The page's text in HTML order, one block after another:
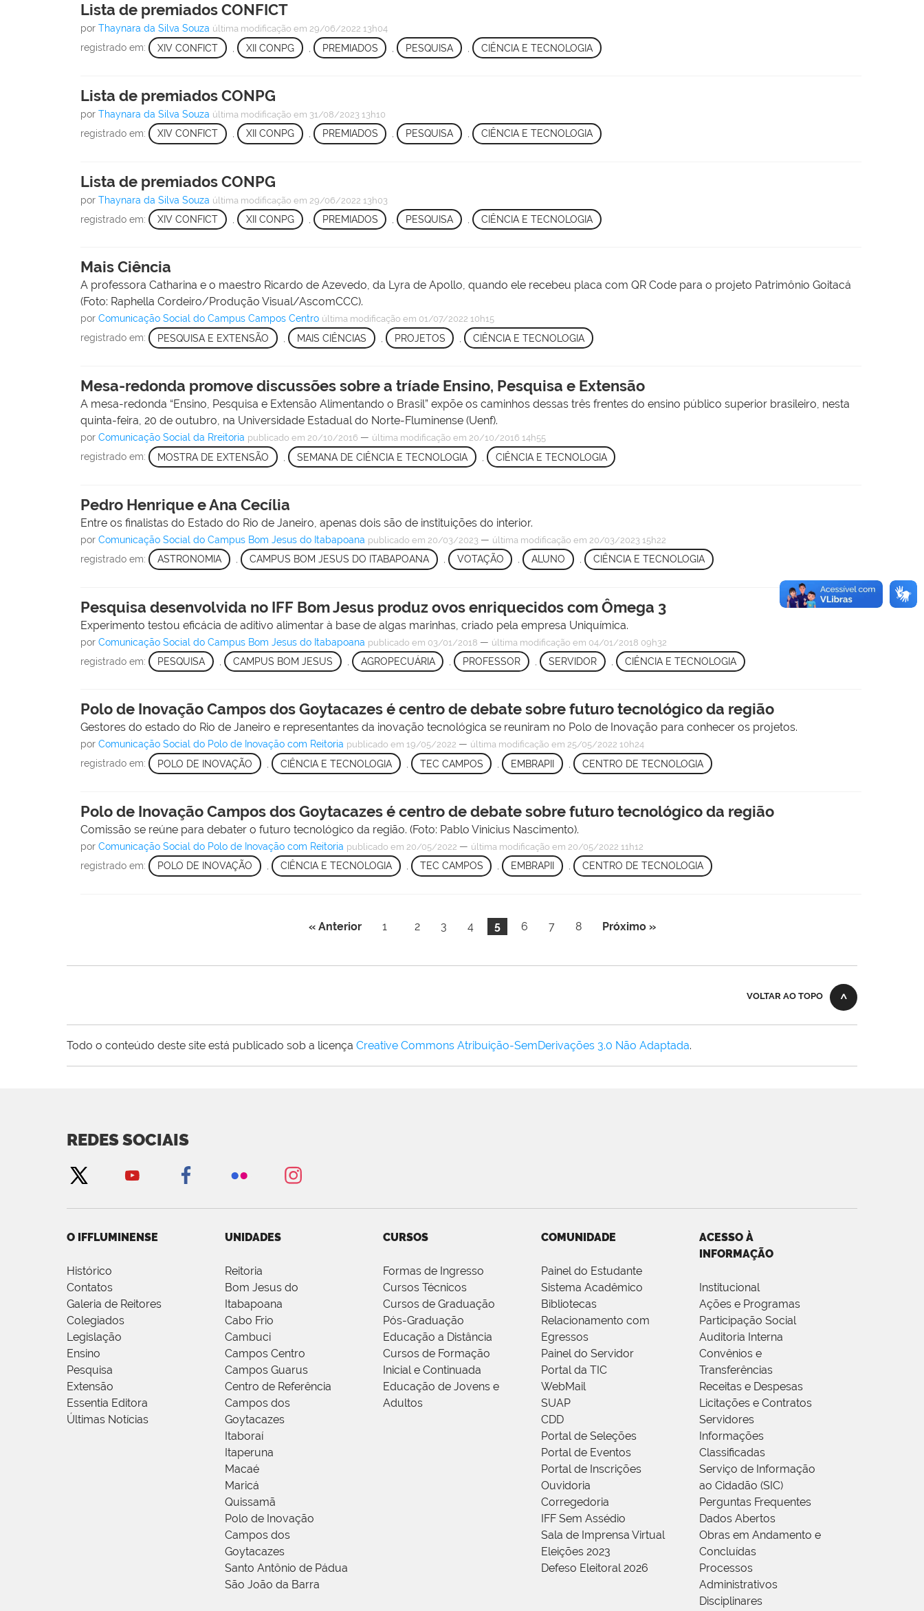
Lista de premiados CONFICT
porThaynara da Silva Souza última modificação em 29/06/2022 13h04
registrado em: XIV CONFICT XII CONPG PREMIADOS , PESQUISA , CIÊNCIA E TECNOLOGIA
Lista de premiados CONPG
porThaynara da Silva Souza última modificação em 31/08/2023 13h10
registrado em: XIV CONFICT , XII CONPG , PREMIADOS , PESQUISA , CIÊNCIA E TECNOLOGIA
Lista de premiados CONPG
porThaynara da Silva Souza última modificação em 29/06/2022 13h03
registrado em: XIV CONFICT XII CONPG PREMIADOS , PESQUISA , CIÊNCIA E TECNOLOGIA
Mais Ciência
A professora Catharina e o maestro Ricardo de Azevedo, da Lyra de Apollo, quando ele recebeu placa com QR Code para o projeto Patrimônio Goitacá
(Foto: Raphella Cordeiro/Produção Visual/AscomCCC).
porComunicação Social do Campus Campos Centro última modificação em 01/07/2022 10h15
registrado em: PESQUISA E EXTENSÃO MAIS CIÊNCIAS PROJETOS , CIÊNCIA E TECNOLOGIA
Mesa-redonda promove discussões sobre a tríade Ensino, Pesquisa e Extensão
A mesa-redonda “Ensino, Pesquisa e Extensão Alimentando o Brasil” expõe os caminhos dessas três frentes do ensino público superior brasileiro, nesta
quinta-feira, 20 de outubro, na Universidade Estadual do Norte-Fluminense (Uenf).
porComunicação Social da Rreitoria publicado em 20/10/2016 — última modificação em 20/10/2016 14h55
registrado em: MOSTRA DE EXTENSÃO SEMANA DE CIÊNCIA E TECNOLOGIA CIÊNCIA E TECNOLOGIA
Pedro Henrique e Ana Cecília
Entre os finalistas do Estado do Rio de Janeiro, apenas dois são de instituições do interior.
porComunicação Social do Campus Bom Jesus do Itabapoana publicado em 20/03/2023 — última modificação em 20/03/2023 15h22
registrado em: ASTRONOMIA , CAMPUS BOM JESUS DO ITABAPOANA , VOTAÇÃO , ALUNO , CIÊNCIA E TECNOLOGIA
Pesquisa desenvolvida no IFF Bom Jesus produz ovos enriquecidos com Ômega 3
Experimento testou eficácia de aditivo alimentar à base de algas marinhas, criado pela empresa Uniquímica.
porComunicação Social do Campus Bom Jesus do Itabapoana publicado em 03/01/2018 — última modificação em 04/01/2018 09h32
registrado em: PESQUISA CAMPUS BOM JESUS AGROPECUÁRIA , PROFESSOR , SERVIDOR CIÊNCIA E TECNOLOGIA
Polo de Inovação Campos dos Goytacazes é centro de debate sobre futuro tecnológico da região
Gestores do estado do Rio de Janeiro e representantes da inovação tecnológica se reuniram no Polo de Inovação para conhecer os projetos.
porComunicação Social do Polo de Inovação com Reitoria publicado em 19/05/2022 — última modificação em 25/05/2022 10h24
registrado em: POLO DE INOVAÇÃO CIÊNCIA E TECNOLOGIA TEC CAMPOS , EMBRAPII , CENTRO DE TECNOLOGIA
Polo de Inovação Campos dos Goytacazes é centro de debate sobre futuro tecnológico da região
Comissão se reúne para debater o futuro tecnológico da região. (Foto: Pablo Vinicius Nascimento).
porComunicação Social do Polo de Inovação com Reitoria publicado em 20/05/2022 — última modificação em 20/05/2022 11h12
registrado em: POLO DE INOVAÇÃO , CIÊNCIA E TECNOLOGIA , TEC CAMPOS , EMBRAPII , CENTRO DE TECNOLOGIA
« Anterior 1 2 3 4 5 6 7 8 Próximo »
VOLTAR AO TOPO
Todo o conteúdo deste site está publicado sob a licença Creative Commons Atribuição-SemDerivações 3.0 Não Adaptada.
REDES SOCIAIS
O IFFLUMINENSE
Histórico
Contatos
Galeria de Reitores
Colegiados
Legislação
Ensino
Pesquisa
Extensão
Essentia Editora
Últimas Notícias
UNIDADES
Reitoria
Bom Jesus do
Itabapoana
Cabo Frio
Cambuci
Campos Centro
Campos Guarus
Centro de Referência
Campos dos
Goytacazes
Itaboraí
Itaperuna
Macaé
Maricá
Quissamã
Polo de Inovação
Campos dos
Goytacazes
Santo Antônio de Pádua
São João da Barra
CURSOS
Formas de Ingresso
Cursos Técnicos
Cursos de Graduação
Pós-Graduação
Educação a Distância
Cursos de Formação
Inicial e Continuada
Educação de Jovens e
Adultos
COMUNIDADE
Painel do Estudante
Sistema Acadêmico
Bibliotecas
Relacionamento com
Egressos
Painel do Servidor
Portal da TIC
WebMail
SUAP
CDD
Portal de Seleções
Portal de Eventos
Portal de Inscrições
Ouvidoria
Corregedoria
IFF Sem Assédio
Sala de Imprensa Virtual
Eleições 2023
Defeso Eleitoral 2026
ACESSO À
INFORMAÇÃO
Institucional
Ações e Programas
Participação Social
Auditoria Interna
Convênios e
Transferências
Receitas e Despesas
Licitações e Contratos
Servidores
Informações
Classificadas
Serviço de Informação
ao Cidadão (SIC)
Perguntas Frequentes
Dados Abertos
Obras em Andamento e
Concluídas
Processos
Administrativos
Disciplinares